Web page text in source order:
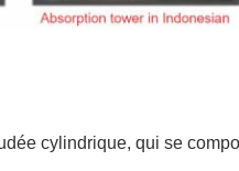
cylindrique, qui se